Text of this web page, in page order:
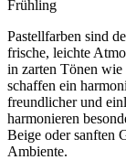
Pastellfarben sind
frische, leichte
in zarten Tönen
schaffen ein
freundlicher und
harmonieren
Beige oder sanften
Ambiente.